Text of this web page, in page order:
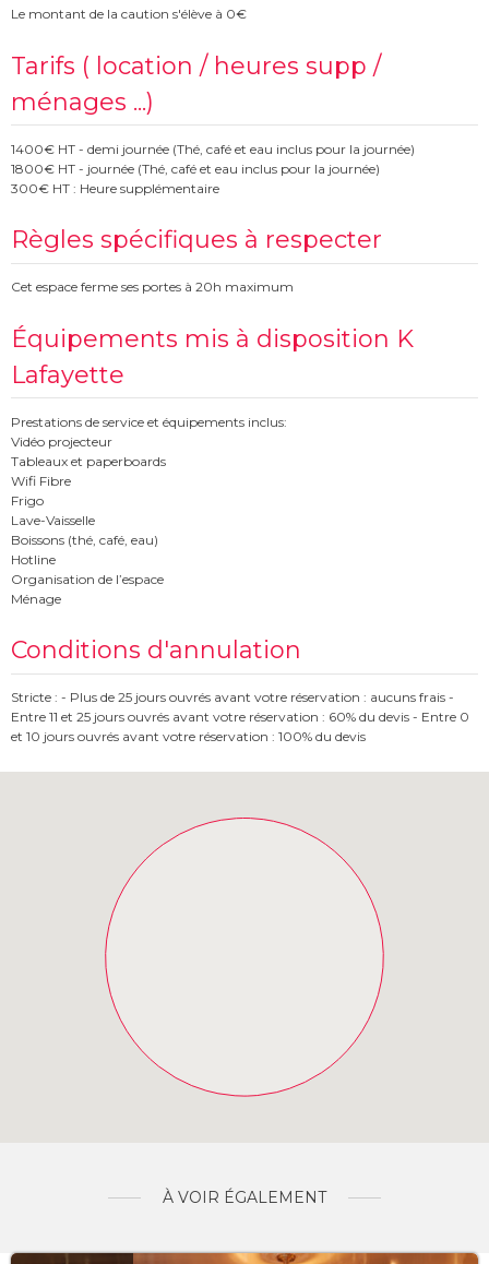
Le montant de la caution s'élève à 0€
Tarifs ( location / heures supp /
ménages ...)
1400€ HT - demi journée (Thé, café et eau inclus pour la journée)
1800€ HT - journée (Thé, café et eau inclus pour la journée)
300€ HT : Heure supplémentaire
Règles spécifiques à respecter
Cet espace ferme ses portes à 20h maximum
Équipements mis à disposition K
Lafayette
Prestations de service et équipements inclus:
Vidéo projecteur
Tableaux et paperboards
Wifi Fibre
Frigo
Lave-Vaisselle
Boissons (thé, café, eau)
Hotline
Organisation de l’espace
Ménage
Conditions d'annulation
Stricte : - Plus de 25 jours ouvrés avant votre réservation : aucuns frais -
Entre 11 et 25 jours ouvrés avant votre réservation : 60% du devis - Entre 0
et 10 jours ouvrés avant votre réservation : 100% du devis
À VOIR ÉGALEMENT